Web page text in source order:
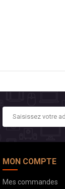
MON COMPTE
Mes commandes